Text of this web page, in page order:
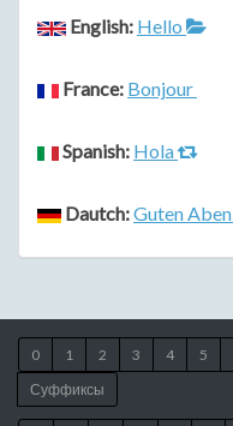
English: Hello
France: Bonjour
Spanish: Hola
Dautch:Guten Aben
0 1 2 3 4 5
Суффиксы